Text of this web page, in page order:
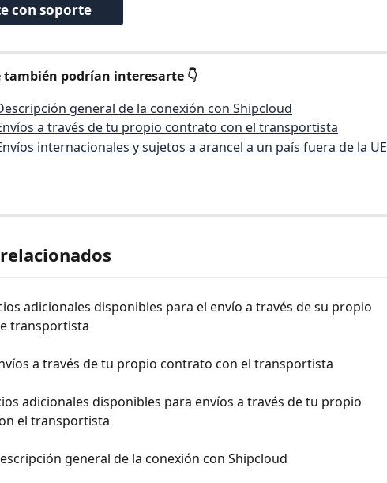
con soporte
podrían interesarte 👇
general de la conexión con Shipcloud
a través de tu propio contrato con el transportista
internacionales y sujetos a arancel a un país fuera de la UE
adicionales disponibles para el envío a través de su propio
transportista
a través de tu propio contrato con el transportista
adicionales disponibles para envíos a través de tu propio
el transportista
general de la conexión con Shipcloud